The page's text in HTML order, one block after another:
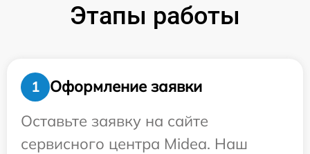
Этапы работы
1
Оформление заявки
Оставьте заявку на сайте
сервисного центра Midea. Наш